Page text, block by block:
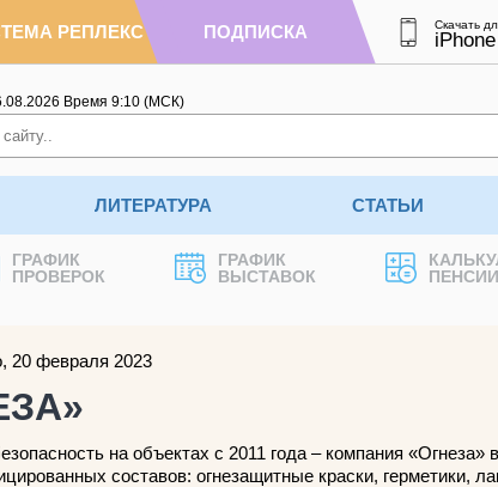
РЕПЛЕКС ПОДПИСКА Скачать
iPhone
Время 9:10 (МСК)
ЛИТЕРАТУРА СТАТЬИ
ГРАФИК
ПРОВЕРОК
ГРАФИК
ВЫСТАВОК
ПЕНСИИ
20 февраля 2023
на объектах с 2011 года – компания «Огнеза»
составов: огнезащитные краски, герметики,